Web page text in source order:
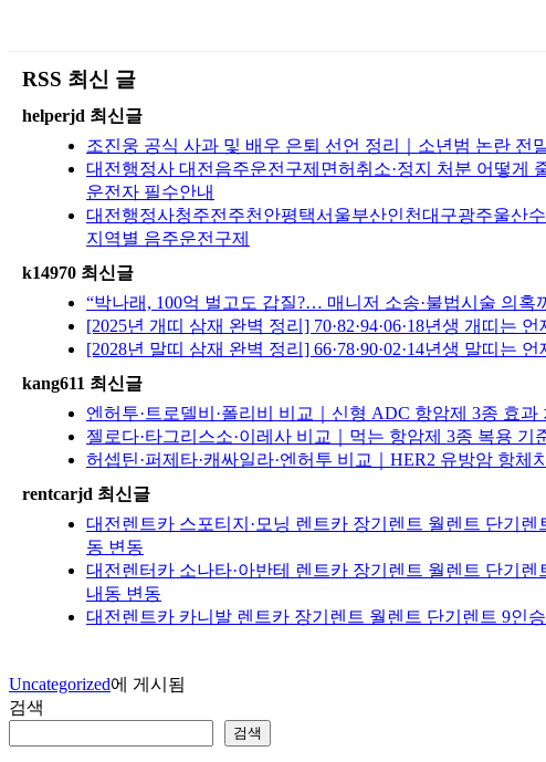
RSS 최신 글
helperjd 최신글
조진웅 공식 사과 및 배우 은퇴 선언 정리｜소년범 논란 전
대전행정사 대전음주운전구제면허취소·정지 처분 어떻게
운전자 필수안내
대전행정사청주전주천안평택서울부산인천대구광주울산
지역별 음주운전구제
k14970 최신글
“박나래, 100억 벌고도 갑질?… 매니저 소송·불법시술 의혹
[2025년 개띠 삼재 완벽 정리] 70·82·94·06·18년생 개띠는
[2028년 말띠 삼재 완벽 정리] 66·78·90·02·14년생 말띠는
kang611 최신글
엔허투·트로델비·폴리비 비교｜신형 ADC 항암제 3종 효
젤로다·타그리스소·이레사 비교｜먹는 항암제 3종 복용 기
허셉틴·퍼제타·캐싸일라·엔허투 비교｜HER2 유방암 항체
rentcarjd 최신글
대전렌트카 스포티지·모닝 렌트카 장기렌트 월렌트 단기
동 변동
대전렌터카 소나타·아반테 렌트카 장기렌트 월렌트 단기
내동 변동
대전렌트카 카니발 렌트카 장기렌트 월렌트 단기렌트 9인
Uncategorized에 게시됨
검색
검색